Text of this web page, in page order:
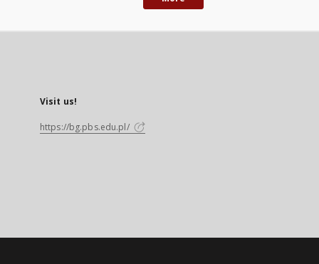
Visit us!
https://bg.pbs.edu.pl/